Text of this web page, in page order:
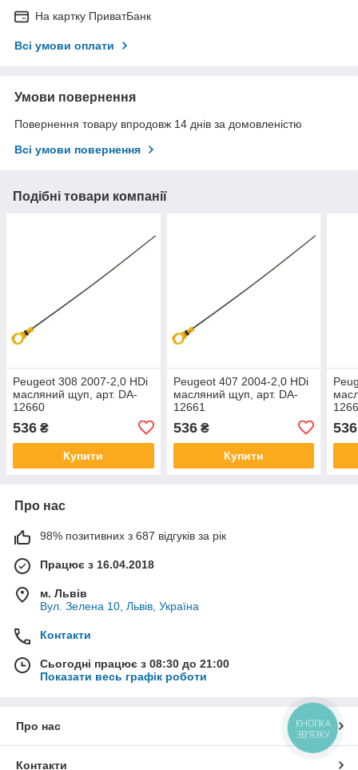
На картку ПриватБанк
Всі умови оплати
Умови повернення
Повернення товару впродовж 14 днів за домовленістю
Всі умови повернення
Подібні товари компанії
Peugeot 308 2007-2,0 HDi
масляний щуп, арт. DA-
12660
536 ₴
Купити
Peugeot 407 2004-2,0 HDi
масляний щуп, арт. DA-
12661
536₴
Купити
536
Про нас
98% позитивних з 687 відгуків за рік
Працює з 16.04.2018
м. Львів
Вул. Зелена 10, Львів, Україна
Контакти
Сьогодні працює з 08:30 до 21:00
Показати весь графік роботи
Про нас
Контакти
КНОПКА
ЗВ'ЯЗКУ